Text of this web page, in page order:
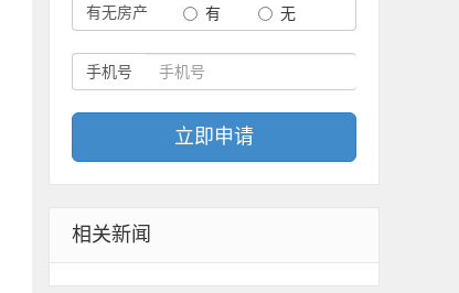
有无房产 有 无
手机号
立即申请
相关新闻